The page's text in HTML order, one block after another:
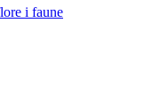
i faune